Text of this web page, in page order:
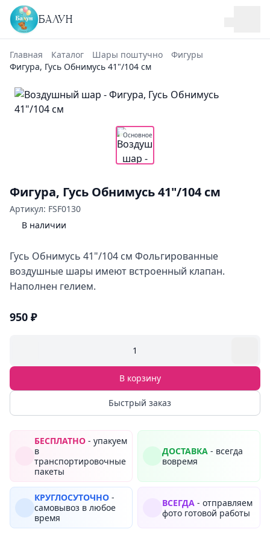
БАЛУН
Главная Каталог Шары поштучно
Фигуры
Фигура, Гусь Обнимусь 41"/104 см
Основное
Фигура, Гусь Обнимусь 41"/104 см
Артикул: FSF0130
В наличии
Гусь Обнимусь 41"/104 см Фольгированные
воздушные шары имеют встроенный клапан.
Наполнен гелием.
950 ₽
1
В корзину
Быстрый заказ
БЕСПЛАТНО - упакуем
в
транспортировочные
пакеты
ДОСТАВКА - всегда
вовремя
КРУГЛОСУТОЧНО -
самовывоз в любое
время
ВСЕГДА - отправляем
фото готовой работы